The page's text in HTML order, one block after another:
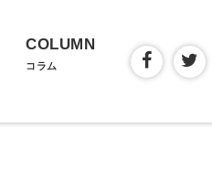
COLUMN
コラム